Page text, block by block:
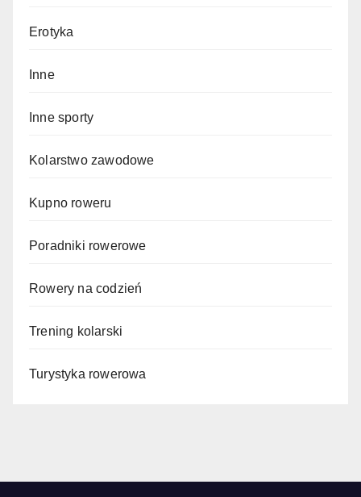
Erotyka
Inne
Inne sporty
Kolarstwo zawodowe
Kupno roweru
Poradniki rowerowe
Rowery na codzień
Trening kolarski
Turystyka rowerowa